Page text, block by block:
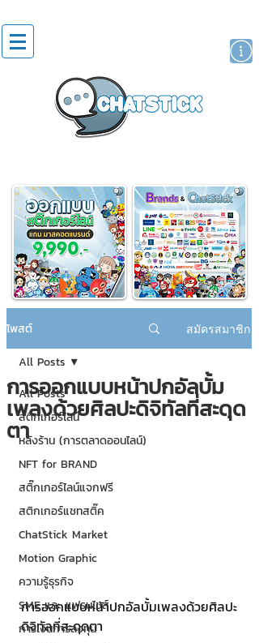
โพสต์ สมัครสมาชิก
All Posts
สติกเกอร์ไลน์
หลังร้าน (การตลาดออนไลน์)
NFT for BRAND
สติ๊กเกอร์ไลน์แจกฟรี
สติกเกอร์แชทสติ๊ค
ChatStick Market
Motion Graphic
ความรู้ธุรกิจ
SME และ แฟรนไชส์
การเงินการลงทุน
All Posts
การออกแบบหน้าปกอัลบั้ม
เพลงด้วยศิลปะดิจิทัลที่สะดุด
ตา
การออกแบบหน้าปกอัลบั้มเพลงด้วยศิลปะ
ดิจิทัลที่สะดุดตา